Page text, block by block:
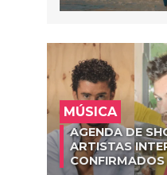
MÚSICA
AGENDA DE
ARTISTAS